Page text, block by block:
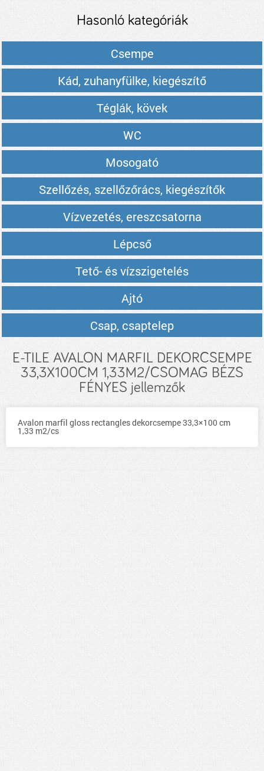
Hasonló kategóriák
Csempe
Kád, zuhanyfülke, kiegészítő
Téglák, kövek
WC
Mosogató
Szellőzés, szellőzőrács, kiegészítők
Vízvezetés, ereszcsatorna
Lépcső
Tető- és vízszigetelés
Ajtó
Csap, csaptelep
E-TILE AVALON MARFIL DEKORCSEMPE
33,3X100CM 1,33M2/CSOMAG BÉZS
FÉNYES jellemzők
Avalon marfil gloss rectangles dekorcsempe 33,3×100 cm
1,33 m2/cs